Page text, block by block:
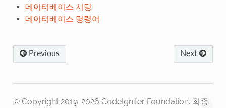
데이터베이스 시딩
데이터베이스 명령어
Previous Next
© Copyright 2019-2026 CodeIgniter Foundation. 최종